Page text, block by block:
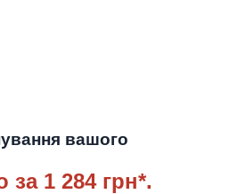
вашого
за 1 284 грн*.